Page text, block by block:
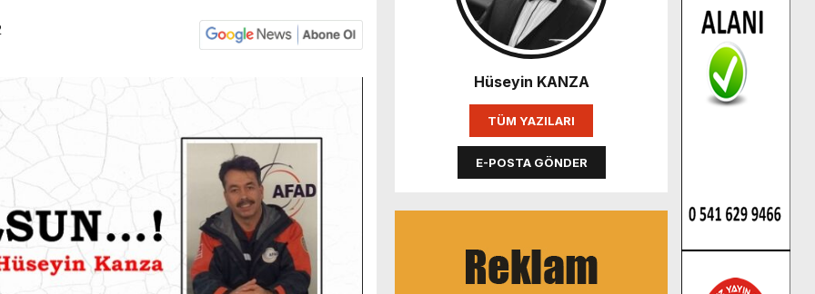
Hüseyin KANZA
TÜM YAZILARI
E-POSTA GÖNDER